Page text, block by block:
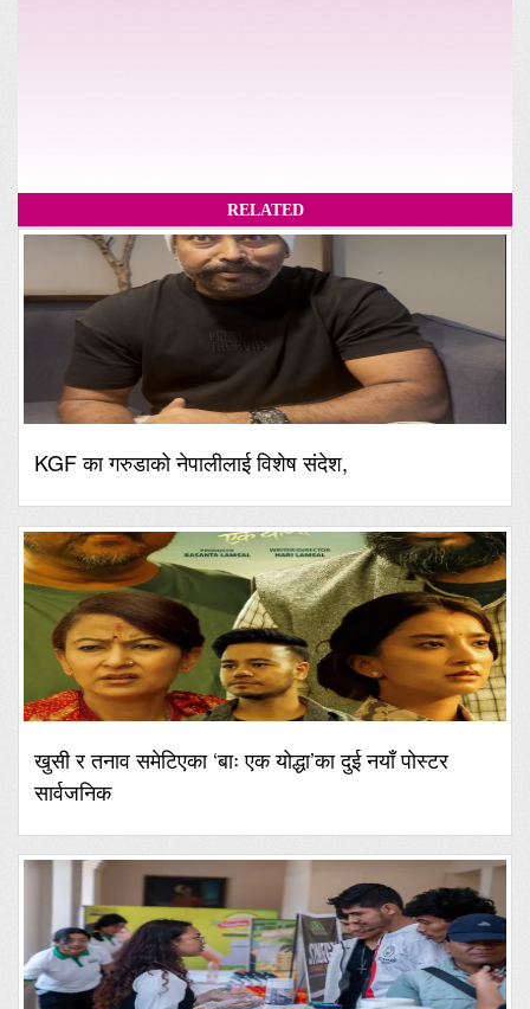
RELATED
KGF का गरुडाको नेपालीलाई विशेष संदेश,
खुसी र तनाव समेटिएका ‘बाः एक योद्धा’का दुई नयाँ पोस्टर
सार्वजनिक